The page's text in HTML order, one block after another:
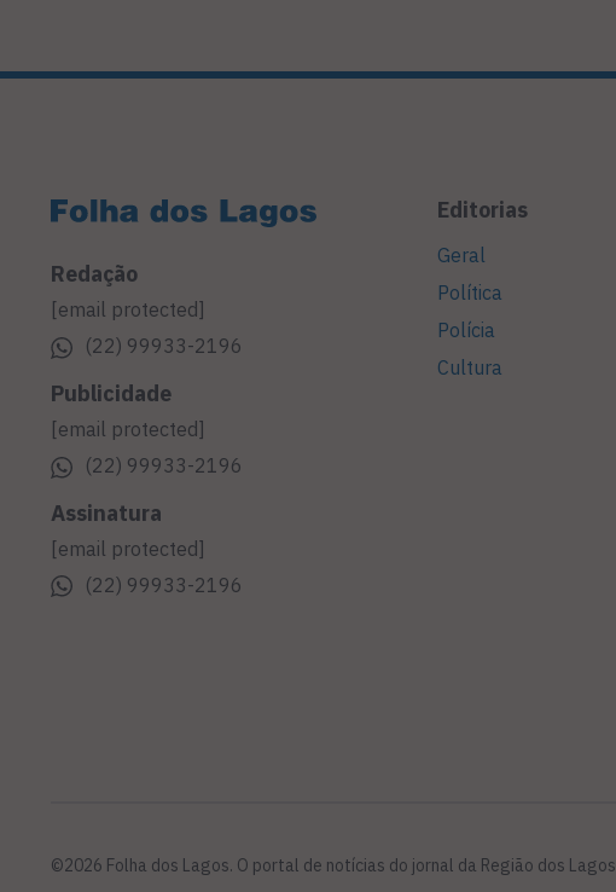
Redação
[email protected]
(22) 99933-2196
Publicidade
[email protected]
(22) 99933-2196
Assinatura
[email protected]
(22) 99933-2196
Editorias
Geral
Política
Polícia
Cultura
©2026 Folha dos Lagos. O portal de notícias do jornal da Região dos Lagos